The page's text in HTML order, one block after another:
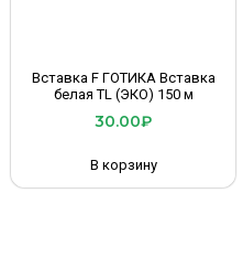
Вставка F ГОТИКА Вставка
белая TL (ЭКО) 150 м
30.00₽
В корзину